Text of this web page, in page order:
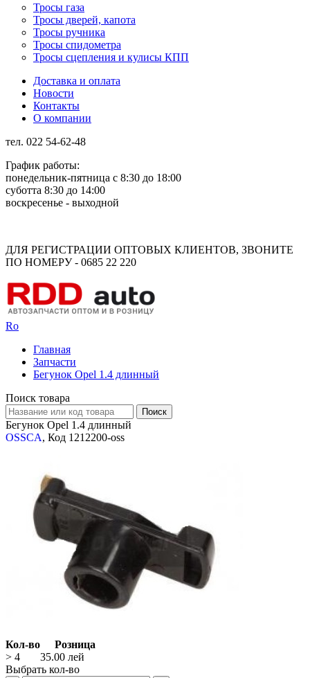
Тросы газа
Тросы дверей, капота
Тросы ручника
Тросы спидометра
Тросы сцепления и кулисы КПП
Доставка и оплата
Новости
Контакты
О компании
тел. 022 54-62-48
График работы:
понедельник-пятница с 8:30 до 18:00
суботта 8:30 до 14:00
воскресенье - выходной
ДЛЯ РЕГИСТРАЦИИ ОПТОВЫХ КЛИЕНТОВ, ЗВОНИТЕ
ПО НОМЕРУ - 0685 22 220
Ro
Главная
Запчасти
Бегунок Opel 1.4 длинный
Поиск товара
Бегунок Opel 1.4 длинный
OSSCA, Код 1212200-oss
Кол-во
Розница
> 4
35.00 лей
Выбрать кол-во